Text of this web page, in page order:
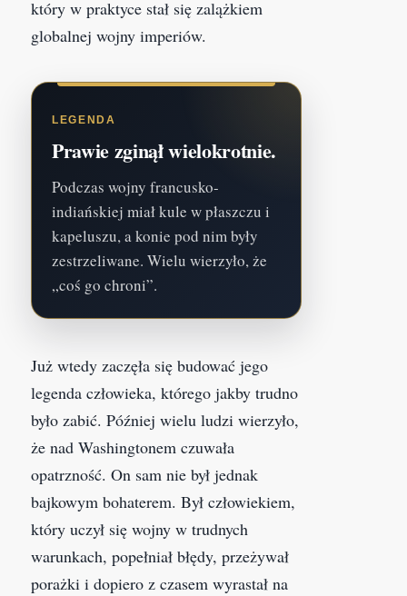
który w praktyce stał się zalążkiem
globalnej wojny imperiów.
LEGENDA
Prawie zginął wielokrotnie.
Podczas wojny francusko-
indiańskiej miał kule w płaszczu i
kapeluszu, a konie pod nim były
zestrzeliwane. Wielu wierzyło, że
„coś go chroni”.
Już wtedy zaczęła się budować jego
legenda człowieka, którego jakby trudno
było zabić. Później wielu ludzi wierzyło,
że nad Washingtonem czuwała
opatrzność. On sam nie był jednak
bajkowym bohaterem. Był człowiekiem,
który uczył się wojny w trudnych
warunkach, popełniał błędy, przeżywał
porażki i dopiero z czasem wyrastał na